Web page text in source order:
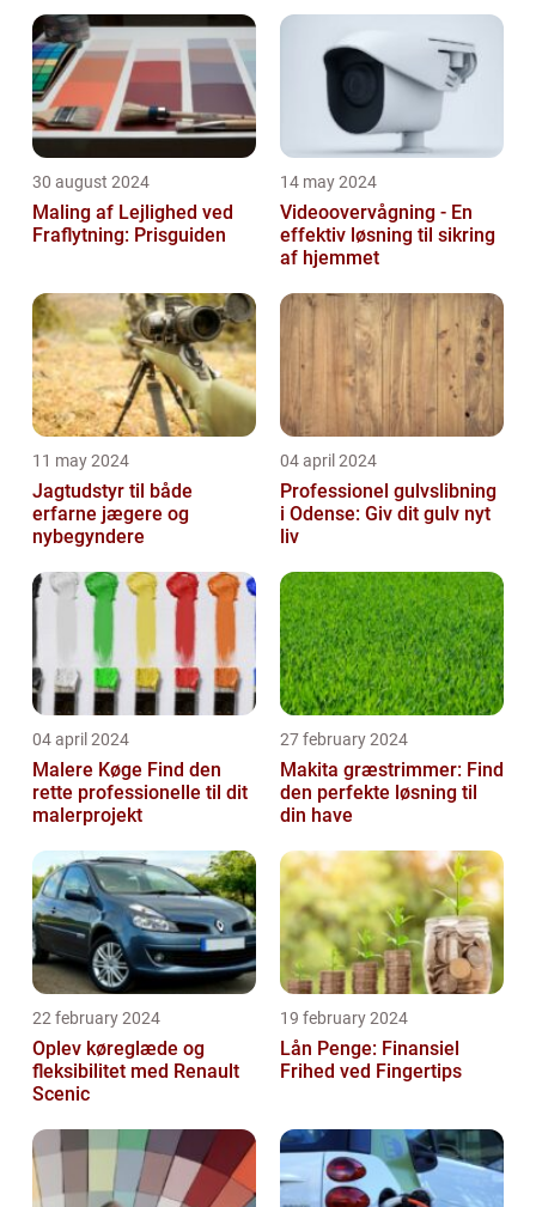
30 august 2024
Maling af Lejlighed ved
Fraflytning: Prisguiden
14 may 2024
Videoovervågning - En
effektiv løsning til sikring
af hjemmet
11 may 2024
Jagtudstyr til både
erfarne jægere og
nybegyndere
04 april 2024
Professionel gulvslibning
i Odense: Giv dit gulv nyt
liv
04 april 2024
Malere Køge Find den
rette professionelle til dit
malerprojekt
27 february 2024
Makita græstrimmer: Find
den perfekte løsning til
din have
22 february 2024
Oplev køreglæde og
fleksibilitet med Renault
Scenic
19 february 2024
Lån Penge: Finansiel
Frihed ved Fingertips